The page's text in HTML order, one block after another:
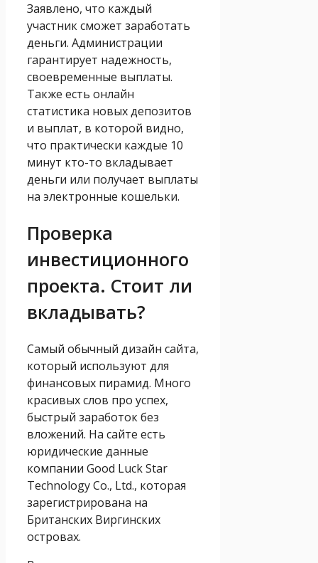
Заявлено, что каждый
участник сможет заработать
деньги. Администрации
гарантирует надежность,
своевременные выплаты.
Также есть онлайн
статистика новых депозитов
и выплат, в которой видно,
что практически каждые 10
минут кто-то вкладывает
деньги или получает выплаты
на электронные кошельки.
Проверка
инвестиционного
проекта. Стоит ли
вкладывать?
Самый обычный дизайн сайта,
который используют для
финансовых пирамид. Много
красивых слов про успех,
быстрый заработок без
вложений. На сайте есть
юридические данные
компании Good Luck Star
Technology Co., Ltd., которая
зарегистрирована на
Британских Виргинских
островах.